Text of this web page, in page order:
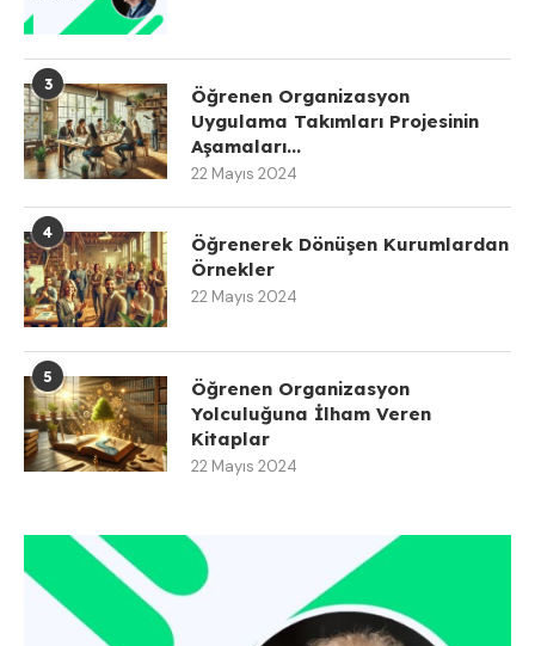
3
Öğrenen Organizasyon
Uygulama Takımları Projesinin
Aşamaları...
22 Mayıs 2024
4
Öğrenerek Dönüşen Kurumlardan
Örnekler
22 Mayıs 2024
5
Öğrenen Organizasyon
Yolculuğuna İlham Veren
Kitaplar
22 Mayıs 2024